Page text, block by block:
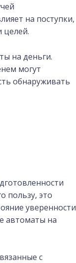
на поступки,
целей.
на деньги.
могут
обнаруживать
пользу, это
уверенности
автоматы на
с